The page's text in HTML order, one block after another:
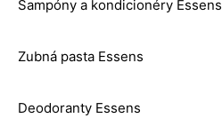
Šampóny a kondicionéry Essens
Zubná pasta Essens
Deodoranty Essens